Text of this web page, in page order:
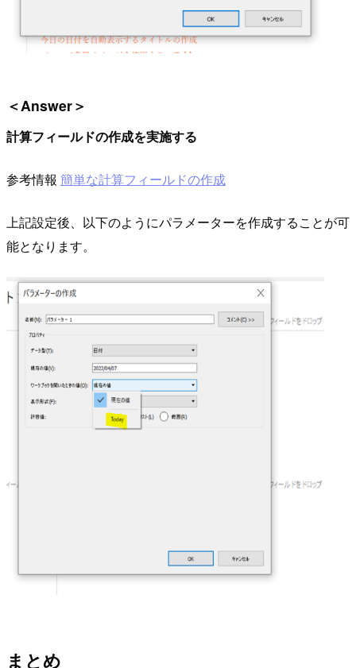
＜Answer＞
計算フィールドの作成を実施する
参考情報 簡単な計算フィールドの作成
上記設定後、以下のようにパラメーターを作成することが可
能となります。
まとめ